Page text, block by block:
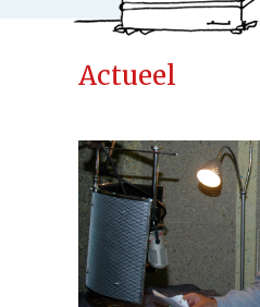
Uitgeverij
Actueel
Kinderen
Volwassenen
Verwacht
Actueel